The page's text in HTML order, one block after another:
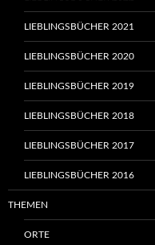
LIEBLINGSBÜCHER 2021
LIEBLINGSBÜCHER 2020
LIEBLINGSBÜCHER 2019
LIEBLINGSBÜCHER 2018
LIEBLINGSBÜCHER 2017
LIEBLINGSBÜCHER 2016
THEMEN
ORTE